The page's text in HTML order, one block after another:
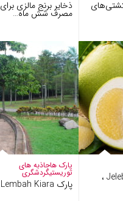
ذخایر برنج مالزی برای
مصرف شش ماه…
پارک هاجاذبه های
توریستیگردشگری
پارک Lembah Kiara
Jelebu’s pomelos ،